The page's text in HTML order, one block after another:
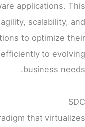
applications. This
scalability, and
to optimize their
to evolving
business needs.
SDC
that virtualizes